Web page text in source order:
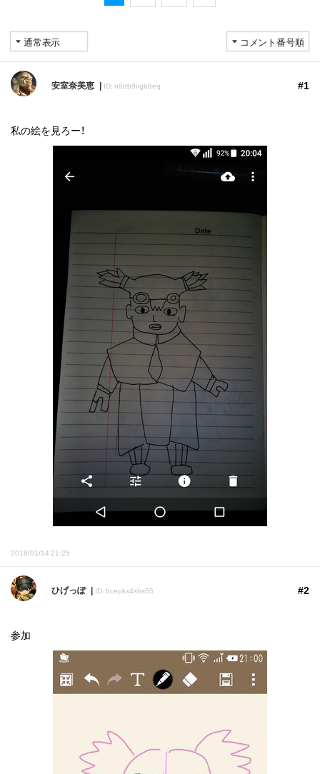
安室奈美恵 ID: n8ttb9vgb6eq #1
私の絵を見ろー！
2018/01/14 21:25
ひげっぽ ID: bcepkx4shs65 #2
参加